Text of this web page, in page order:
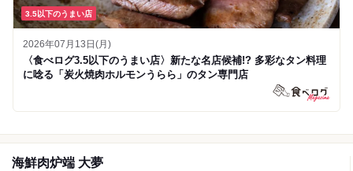
3.5以下のうまい店
2026年07月13日(月)
〈食べログ3.5以下のうまい店〉新たな名店候補!? 多彩なタン料理
に唸る「炭火焼肉ホルモンうらら」のタン専門店
海鮮肉炉端 大夢